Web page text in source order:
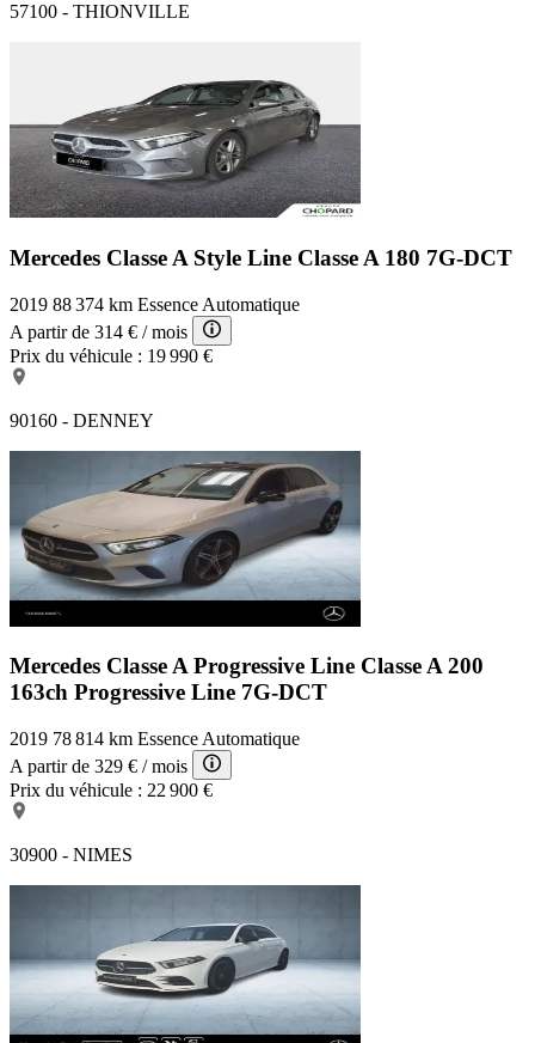
57100 - THIONVILLE
Mercedes Classe A Style Line Classe A 180 7G-DCT
2019 88 374 km Essence Automatique
A partir de 314 € / mois
Prix du véhicule : 19 990 €
90160 - DENNEY
Mercedes Classe A Progressive Line Classe A 200
163ch Progressive Line 7G-DCT
2019 78 814 km Essence Automatique
A partir de 329 € / mois
Prix du véhicule : 22 900 €
30900 - NIMES